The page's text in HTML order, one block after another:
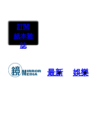
訂閱
紙本雜
誌
最新 娛樂